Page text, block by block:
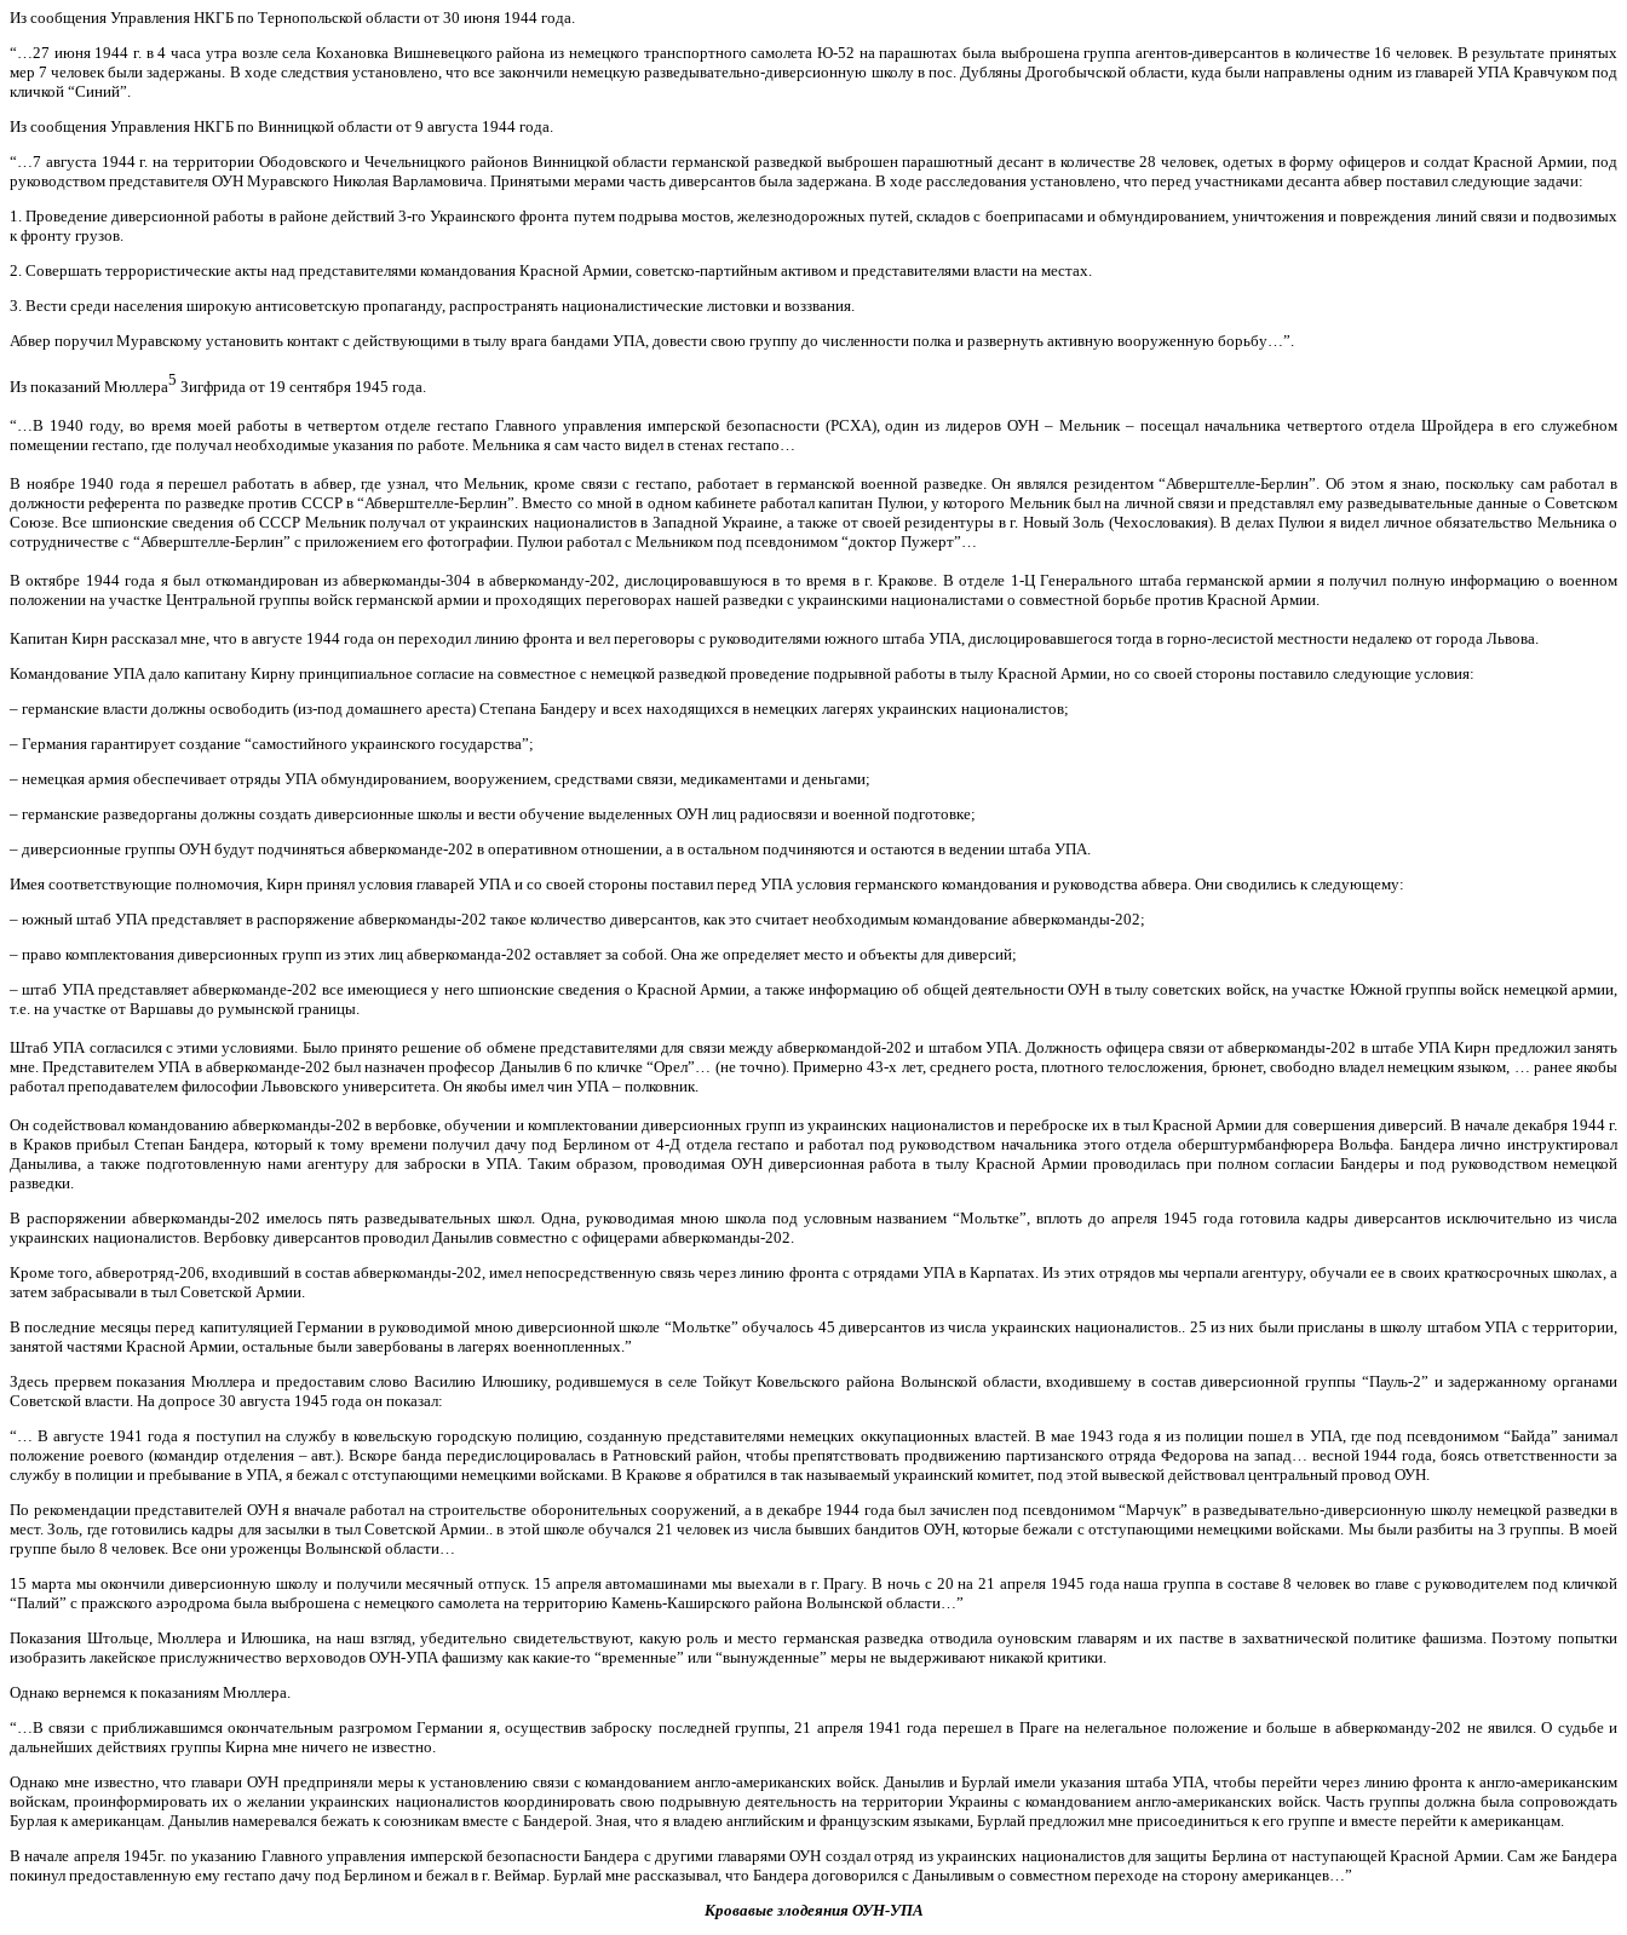
Из сообщения Управления НКГБ по Тернопольской области от 30 июня 1944 года.
“…27 июня 1944 г. в 4 часа утра возле села Кохановка Вишневецкого района из немецкого транспортного самолета Ю-52 на парашютах была выброшена группа агентов-диверсантов в количестве 16 человек. В результате принятых
мер 7 человек были задержаны. В ходе следствия установлено, что все закончили немецкую разведывательно-диверсионную школу в пос. Дубляны Дрогобычской области, куда были направлены одним из главарей УПА Кравчуком под
кличкой “Синий”.
Из сообщения Управления НКГБ по Винницкой области от 9 августа 1944 года.
“…7 августа 1944 г. на территории Ободовского и Чечельницкого районов Винницкой области германской разведкой выброшен парашютный десант в количестве 28 человек, одетых в форму офицеров и солдат Красной Армии, под
руководством представителя ОУН Муравского Николая Варламовича. Принятыми мерами часть диверсантов была задержана. В ходе расследования установлено, что перед участниками десанта абвер поставил следующие задачи:
1. Проведение диверсионной работы в районе действий 3-го Украинского фронта путем подрыва мостов, железнодорожных путей, складов с боеприпасами и обмундированием, уничтожения и повреждения линий связи и подвозимых
к фронту грузов.
2. Совершать террористические акты над представителями командования Красной Армии, советско-партийным активом и представителями власти на местах.
3. Вести среди населения широкую антисоветскую пропаганду, распространять националистические листовки и воззвания.
Абвер поручил Муравскому установить контакт с действующими в тылу врага бандами УПА, довести свою группу до численности полка и развернуть активную вооруженную борьбу…”.
Из показаний Мюллера5 Зигфрида от 19 сентября 1945 года.
“…В 1940 году, во время моей работы в четвертом отделе гестапо Главного управления имперской безопасности (РСХА), один из лидеров ОУН – Мельник – посещал начальника четвертого отдела Шройдера в его служебном
помещении гестапо, где получал необходимые указания по работе. Мельника я сам часто видел в стенах гестапо…
В ноябре 1940 года я перешел работать в абвер, где узнал, что Мельник, кроме связи с гестапо, работает в германской военной разведке. Он являлся резидентом “Абверштелле-Берлин”. Об этом я знаю, поскольку сам работал в
должности референта по разведке против СССР в “Абверштелле-Берлин”. Вместо со мной в одном кабинете работал капитан Пулюи, у которого Мельник был на личной связи и представлял ему разведывательные данные о Советском
Союзе. Все шпионские сведения об СССР Мельник получал от украинских националистов в Западной Украине, а также от своей резидентуры в г. Новый Золь (Чехословакия). В делах Пулюи я видел личное обязательство Мельника о
сотрудничестве с “Абверштелле-Берлин” с приложением его фотографии. Пулюи работал с Мельником под псевдонимом “доктор Пужерт”…
В октябре 1944 года я был откомандирован из абверкоманды-304 в абверкоманду-202, дислоцировавшуюся в то время в г. Кракове. В отделе 1-Ц Генерального штаба германской армии я получил полную информацию о военном
положении на участке Центральной группы войск германской армии и проходящих переговорах нашей разведки с украинскими националистами о совместной борьбе против Красной Армии.
Капитан Кирн рассказал мне, что в августе 1944 года он переходил линию фронта и вел переговоры с руководителями южного штаба УПА, дислоцировавшегося тогда в горно-лесистой местности недалеко от города Львова.
Командование УПА дало капитану Кирну принципиальное согласие на совместное с немецкой разведкой проведение подрывной работы в тылу Красной Армии, но со своей стороны поставило следующие условия:
– германские власти должны освободить (из-под домашнего ареста) Степана Бандеру и всех находящихся в немецких лагерях украинских националистов;
– Германия гарантирует создание “самостийного украинского государства”;
– немецкая армия обеспечивает отряды УПА обмундированием, вооружением, средствами связи, медикаментами и деньгами;
– германские разведорганы должны создать диверсионные школы и вести обучение выделенных ОУН лиц радиосвязи и военной подготовке;
– диверсионные группы ОУН будут подчиняться абверкоманде-202 в оперативном отношении, а в остальном подчиняются и остаются в ведении штаба УПА.
Имея соответствующие полномочия, Кирн принял условия главарей УПА и со своей стороны поставил перед УПА условия германского командования и руководства абвера. Они сводились к следующему:
– южный штаб УПА представляет в распоряжение абверкоманды-202 такое количество диверсантов, как это считает необходимым командование абверкоманды-202;
– право комплектования диверсионных групп из этих лиц абверкоманда-202 оставляет за собой. Она же определяет место и объекты для диверсий;
– штаб УПА представляет абверкоманде-202 все имеющиеся у него шпионские сведения о Красной Армии, а также информацию об общей деятельности ОУН в тылу советских войск, на участке Южной группы войск немецкой армии,
т.е. на участке от Варшавы до румынской границы.
Штаб УПА согласился с этими условиями. Было принято решение об обмене представителями для связи между абверкомандой-202 и штабом УПА. Должность офицера связи от абверкоманды-202 в штабе УПА Кирн предложил занять
мне. Представителем УПА в абверкоманде-202 был назначен професор Данылив 6 по кличке “Орел”… (не точно). Примерно 43-х лет, среднего роста, плотного телосложения, брюнет, свободно владел немецким языком, … ранее якобы
работал преподавателем философии Львовского университета. Он якобы имел чин УПА – полковник.
Он содействовал командованию абверкоманды-202 в вербовке, обучении и комплектовании диверсионных групп из украинских националистов и переброске их в тыл Красной Армии для совершения диверсий. В начале декабря 1944 г.
в Краков прибыл Степан Бандера, который к тому времени получил дачу под Берлином от 4-Д отдела гестапо и работал под руководством начальника этого отдела оберштурмбанфюрера Вольфа. Бандера лично инструктировал
Данылива, а также подготовленную нами агентуру для заброски в УПА. Таким образом, проводимая ОУН диверсионная работа в тылу Красной Армии проводилась при полном согласии Бандеры и под руководством немецкой
разведки.
В распоряжении абверкоманды-202 имелось пять разведывательных школ. Одна, руководимая мною школа под условным названием “Мольтке”, вплоть до апреля 1945 года готовила кадры диверсантов исключительно из числа
украинских националистов. Вербовку диверсантов проводил Данылив совместно с офицерами абверкоманды-202.
Кроме того, абверотряд-206, входивший в состав абверкоманды-202, имел непосредственную связь через линию фронта с отрядами УПА в Карпатах. Из этих отрядов мы черпали агентуру, обучали ее в своих краткосрочных школах, а
затем забрасывали в тыл Советской Армии.
В последние месяцы перед капитуляцией Германии в руководимой мною диверсионной школе “Мольтке” обучалось 45 диверсантов из числа украинских националистов.. 25 из них были присланы в школу штабом УПА с территории,
занятой частями Красной Армии, остальные были завербованы в лагерях военнопленных.”
Здесь прервем показания Мюллера и предоставим слово Василию Илюшику, родившемуся в селе Тойкут Ковельского района Волынской области, входившему в состав диверсионной группы “Пауль-2” и задержанному органами
Советской власти. На допросе 30 августа 1945 года он показал:
“… В августе 1941 года я поступил на службу в ковельскую городскую полицию, созданную представителями немецких оккупационных властей. В мае 1943 года я из полиции пошел в УПА, где под псевдонимом “Байда” занимал
положение роевого (командир отделения – авт.). Вскоре банда передислоцировалась в Ратновский район, чтобы препятствовать продвижению партизанского отряда Федорова на запад… весной 1944 года, боясь ответственности за
службу в полиции и пребывание в УПА, я бежал с отступающими немецкими войсками. В Кракове я обратился в так называемый украинский комитет, под этой вывеской действовал центральный провод ОУН.
По рекомендации представителей ОУН я вначале работал на строительстве оборонительных сооружений, а в декабре 1944 года был зачислен под псевдонимом “Марчук” в разведывательно-диверсионную школу немецкой разведки в
мест. Золь, где готовились кадры для засылки в тыл Советской Армии.. в этой школе обучался 21 человек из числа бывших бандитов ОУН, которые бежали с отступающими немецкими войсками. Мы были разбиты на 3 группы. В моей
группе было 8 человек. Все они уроженцы Волынской области…
15 марта мы окончили диверсионную школу и получили месячный отпуск. 15 апреля автомашинами мы выехали в г. Прагу. В ночь с 20 на 21 апреля 1945 года наша группа в составе 8 человек во главе с руководителем под кличкой
“Палий” с пражского аэродрома была выброшена с немецкого самолета на территорию Камень-Каширского района Волынской области…”
Показания Штольце, Мюллера и Илюшика, на наш взгляд, убедительно свидетельствуют, какую роль и место германская разведка отводила оуновским главарям и их пастве в захватнической политике фашизма. Поэтому попытки
изобразить лакейское прислужничество верховодов ОУН-УПА фашизму как какие-то “временные” или “вынужденные” меры не выдерживают никакой критики.
Однако вернемся к показаниям Мюллера.
“…В связи с приближавшимся окончательным разгромом Германии я, осуществив заброску последней группы, 21 апреля 1941 года перешел в Праге на нелегальное положение и больше в абверкоманду-202 не явился. О судьбе и
дальнейших действиях группы Кирна мне ничего не известно.
Однако мне известно, что главари ОУН предприняли меры к установлению связи с командованием англо-американских войск. Данылив и Бурлай имели указания штаба УПА, чтобы перейти через линию фронта к англо-американским
войскам, проинформировать их о желании украинских националистов координировать свою подрывную деятельность на территории Украины с командованием англо-американских войск. Часть группы должна была сопровождать
Бурлая к американцам. Данылив намеревался бежать к союзникам вместе с Бандерой. Зная, что я владею английским и французским языками, Бурлай предложил мне присоединиться к его группе и вместе перейти к американцам.
В начале апреля 1945г. по указанию Главного управления имперской безопасности Бандера с другими главарями ОУН создал отряд из украинских националистов для защиты Берлина от наступающей Красной Армии. Сам же Бандера
покинул предоставленную ему гестапо дачу под Берлином и бежал в г. Веймар. Бурлай мне рассказывал, что Бандера договорился с Даныливым о совместном переходе на сторону американцев…”
Кровавые злодеяния ОУН-УПА